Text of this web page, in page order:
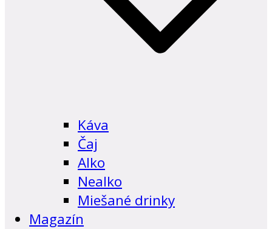
Káva
Čaj
Alko
Nealko
Miešané drinky
Magazín